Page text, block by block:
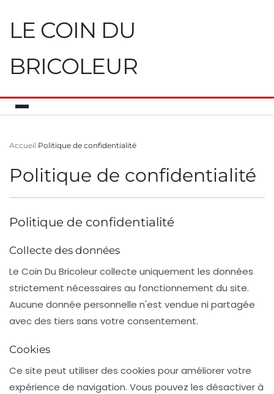
LE COIN DU
BRICOLEUR
Accueil Politique de confidentialité
Politique de confidentialité
Politique de confidentialité
Collecte des données
Le Coin Du Bricoleurcollecte uniquement les données
strictement nécessaires au fonctionnement du site.
Aucune donnée personnelle n'est vendue ni partagée
avec des tiers sans votre consentement.
Cookies
Ce site peut utiliser des cookies pour améliorer votre
expérience de navigation. Vous pouvez les désactiver à